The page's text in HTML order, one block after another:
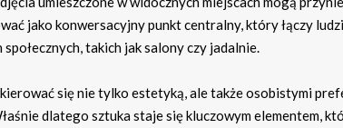
jako konwersacyjny punkt centralny, który łączy
takich jak salony czy jadalnie.
się nie tylko estetyką, ale także osobistymi
dlatego sztuka staje się kluczowym elementem,